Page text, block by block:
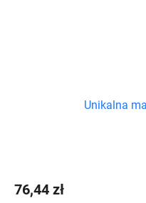
Unikalna
76,44 zł